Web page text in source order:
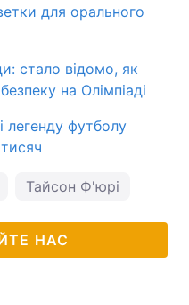
для орального
стало відомо, як
на Олімпіаді
легенду футболу
Тайсон Ф'юрі
НАС